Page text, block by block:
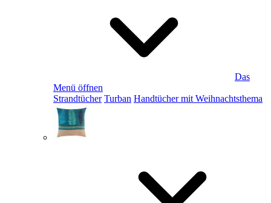
Das
Menü öffnen
Strandtücher Turban Handtücher mit Weihnachtsthema